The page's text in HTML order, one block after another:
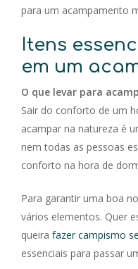
para um acampamento
Itens
em um
O que levar para
Sair do conforto de um
acampar na natureza é
nem todas as pessoas
conforto na hora de
Para garantir uma boa
vários elementos. Quer
queira fazer campismo
essenciais para passar